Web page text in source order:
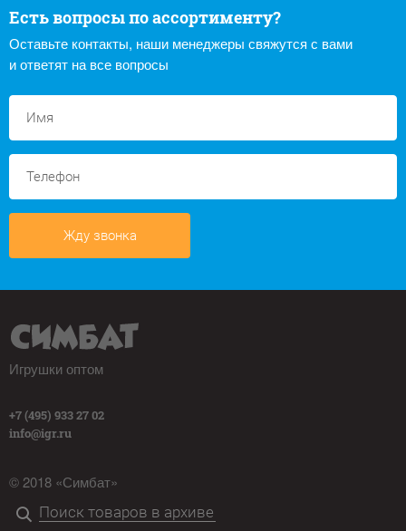
Есть вопросы по ассортименту?
Оставьте контакты, наши менеджеры свяжутся с вами
и ответят на все вопросы
Жду звонка
Игрушки оптом
+7 (495) 933 27 02
info@igr.ru
© 2018 «Симбат»